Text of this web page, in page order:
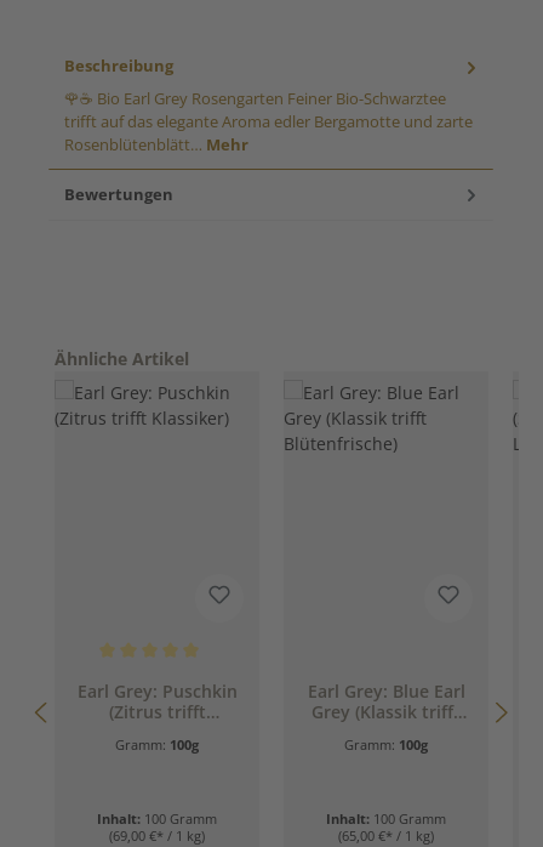
Beschreibung
🌹☕ Bio Earl Grey Rosengarten Feiner Bio-Schwarztee
trifft auf das elegante Aroma edler Bergamotte und zarte
Rosenblütenblätt… Mehr
Bewertungen
Produktgalerie überspringen
Ähnliche Artikel
Earl Grey: Puschkin
(Zitrus trifft
Gramm: 100g
Inhalt: 100 Gramm
(69,00 €* / 1 kg)
Earl Grey: Blue Earl
Grey (Klassik trifft
Gramm: 100g
Inhalt: 100 Gramm
(65,00 €* / 1 kg)